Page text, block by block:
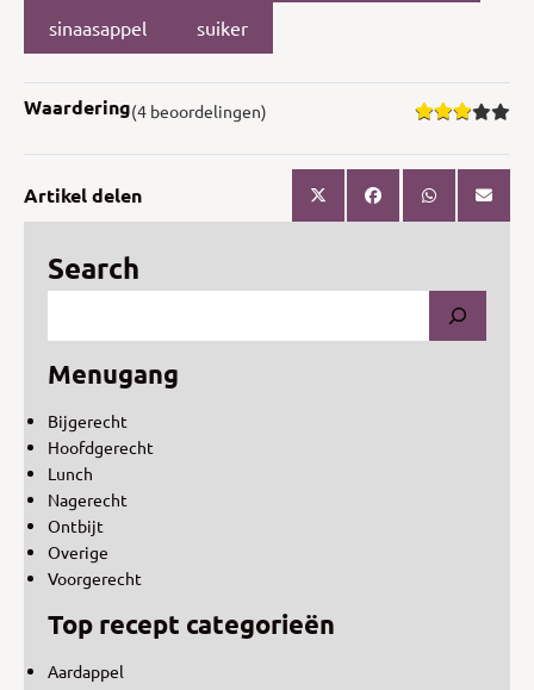
sinaasappel suiker
Waardering(4 beoordelingen)
Artikel delen
Search
Menugang
Bijgerecht
Hoofdgerecht
Lunch
Nagerecht
Ontbijt
Overige
Voorgerecht
Top recept categorieën
Aardappel